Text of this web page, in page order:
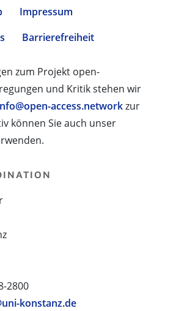
Impressum
Barrierefreiheit
zum Projekt open-
und Kritik stehen wir
access.networkzur
können Sie auch unser
2800
konstanz.de